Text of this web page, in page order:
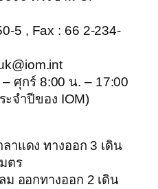
5 , Fax : 66 2-234-
– ศุกร์ 8:00 น. – 17:00
ะจำปีของ IOM)
าแดง ทางออก 3 เดิน
ตร
ม ออกทางออก 2 เดิน